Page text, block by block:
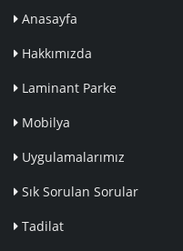
Anasayfa
Hakkımızda
Laminant Parke
Mobilya
Uygulamalarımız
Sık Sorulan Sorular
Tadilat